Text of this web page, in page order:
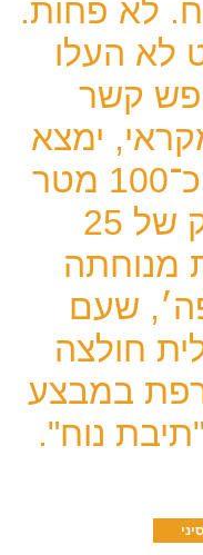
לא פחות.
לא העלו
קשר
ימצא
אותו דווקא באילת, כ־100 מטר
מחוף הווילג', בעומק של 25
מנוחתה
שעם
חולצה
במבצע
נוח".